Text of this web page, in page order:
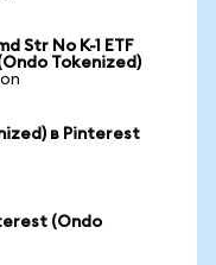
Str No K-1 ETF
Tokenized)
в Pinterest
(Ondo